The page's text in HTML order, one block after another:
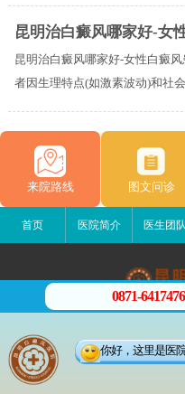
昆明治白癜风哪家好-女
昆明治白癜风哪家好-女性白癜
者因生理特点(如激素波动)和社会
来院路线 图文问诊
首页 医院简介 医生团队
昆明
昆明市
版权所有
0871-
你好，这里是医